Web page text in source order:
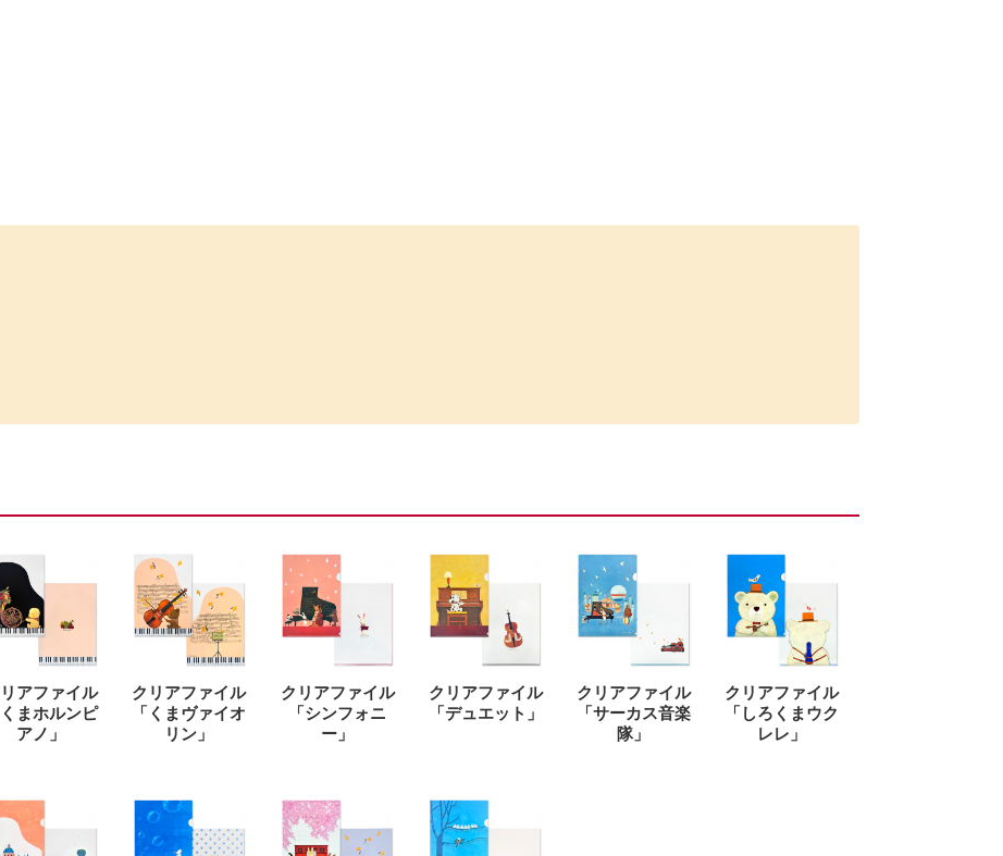
アファイル
くまホルンピ
アノ」
クリアファイル
「くまヴァイオ
リン」
クリアファイル
「シンフォニ
ー」
クリアファイル
「デュエット」
クリアファイル
「サーカス音楽
隊」
クリアファイル
「しろくまウク
レレ」